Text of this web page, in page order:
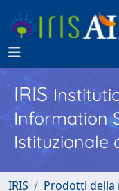
IRIS
Information
Istituzionale
IRIS
Prodotti della